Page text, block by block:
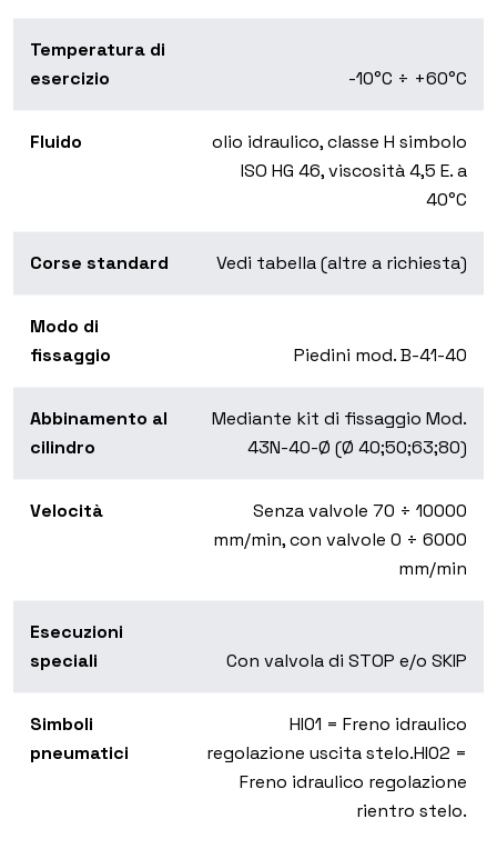
Temperatura di
esercizio
-10°C ÷ +60°C
Fluido
olio idraulico, classe H simbolo
ISO HG 46, viscosità 4,5 E. a
40°C
Corse standard Vedi tabella (altre a richiesta)
Modo di
fissaggio
Piedini mod. B-41-40
Abbinamento al
cilindro
Mediante kit di fissaggio Mod.
43N-40-Ø (Ø 40;50;63;80)
Velocità
Senza valvole 70 ÷ 10000
mm/min, con valvole 0 ÷ 6000
mm/min
Esecuzioni
speciali
Con valvola di STOP e/o SKIP
Simboli
pneumatici
HI01 = Freno idraulico
regolazione uscita stelo.HI02 =
Freno idraulico regolazione
rientro stelo.